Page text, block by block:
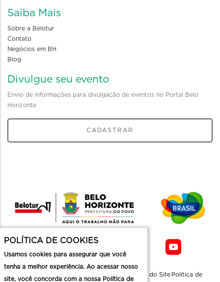
Saiba Mais
Sobre a Belotur
Contato
Negócios em BH
Blog
Divulgue seu evento
Envio de informações para divulgação de eventos no Portal Belo
Horizonte
CADASTRAR
Mapa do Site Politica de
POLÍTICA DE COOKIES
Usamos cookies para assegurar que você
tenha a melhor experiência. Ao acessar nosso
site, você concorda com a nossa Política de